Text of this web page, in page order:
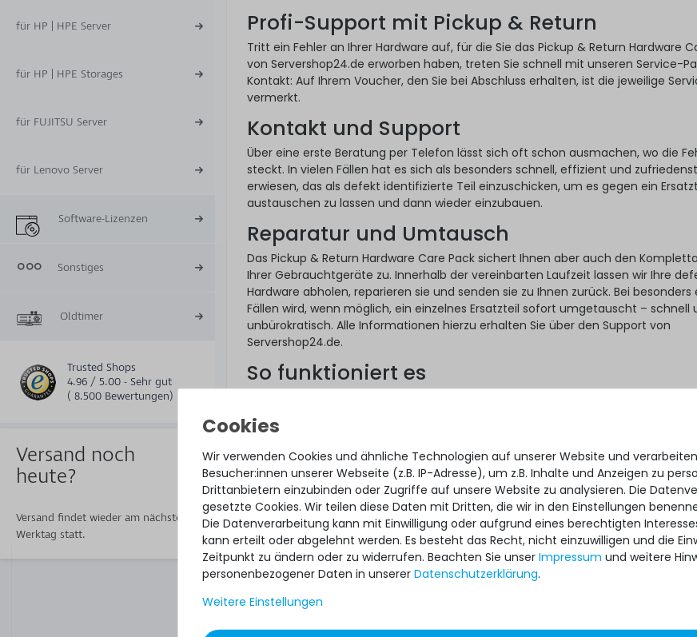
für HP | HPE Server
für HP | HPE Storages
für FUJITSU Server
für Lenovo Server
Software-Lizenzen
Sonstiges
Oldtimer
Trusted Shops
4.96 / 5.00 - Sehr gut
( 8.500 Bewertungen)
Versand noch
heute?
Versand findet wieder am nächsten
Werktag statt.
Profi-Support mit Pickup & Return
Tritt ein Fehler an Ihrer Hardware auf, für die Sie das Pickup & Return Hardware
von Servershop24.de erworben haben, treten Sie schnell mit unseren Service-
Kontakt: Auf Ihrem Voucher, den Sie bei Abschluss erhalten, ist die jeweilige
vermerkt.
Kontakt und Support
Über eine erste Beratung per Telefon lässt sich oft schon ausmachen, wo die
steckt. In vielen Fällen hat es sich als besonders schnell, effizient und
erwiesen, das als defekt identifizierte Teil einzuschicken, um es gegen ein
austauschen zu lassen und dann wieder einzubauen.
Reparatur und Umtausch
Das Pickup & Return Hardware Care Pack sichert Ihnen aber auch den
Ihrer Gebrauchtgeräte zu. Innerhalb der vereinbarten Laufzeit lassen wir Ihre
Hardware abholen, reparieren sie und senden sie zu Ihnen zurück. Bei
Fällen wird, wenn möglich, ein einzelnes Ersatzteil sofort umgetauscht – schnell
unbürokratisch. Alle Informationen hierzu erhalten Sie über den Support von
Servershop24.de.
So funktioniert es
Ware. Wer für seine Gebraucht-Server auf Nummer Sicher gehen will, kann das
unseres Pickup & Return Hardware Care Packs mit nur wenigen Klicks tun:
Hardware Care Pack für passendes Modell auf Servershop24.de aussuchen
gewünschte Service-Variante mit der geeigneten Laufzeit auswählen
Und bestellen! Falls nicht anders festgelegt, wird Ihr individuelles Hardware Care
Tage nach Lieferung automatisch aktiviert.
Was noch?
Das angebotene Hardware Care Pack erweitert Ihren Schutz. Ihre gesetzlichen
unberührt. Sie erhalten im Falle eines Problems, unabhängig, ob ein Servicefall
ob das Hardware Care Pack in Anspruch genommen wird, im Rahmen der
Wir verwenden Cookies und ähnliche Technologien auf unserer Website und
Besucher:innen unserer Webseite (z.B. IP-Adresse), um z.B. Inhalte und Anzeigen zu
Drittanbietern einzubinden oder Zugriffe auf unsere Website zu analysieren. Die
gesetzte Cookies. Wir teilen diese Daten mit Dritten, die wir in den Einstellungen
Die Datenverarbeitung kann mit Einwilligung oder aufgrund eines berechtigten
kann erteilt oder abgelehnt werden. Es besteht das Recht, nicht einzuwilligen und die
Zeitpunkt zu ändern oder zu widerrufen. Beachten Sie unser Impressum und weitere
personenbezogener Daten in unserer Daten­schutz­erklärung.
Weitere Einstellungen